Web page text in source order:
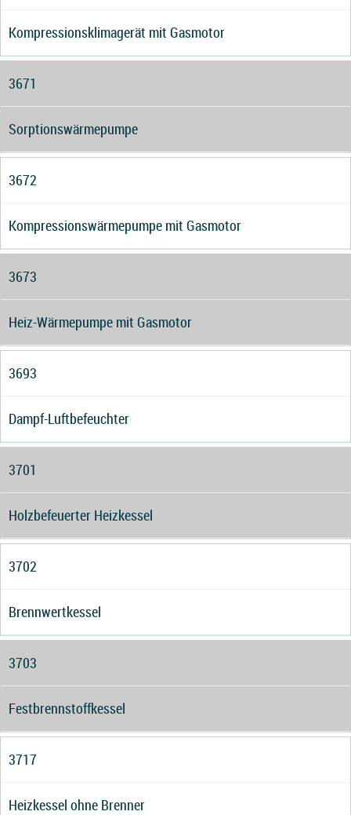
Kompressionsklimagerät mit Gasmotor
3671
Sorptionswärmepumpe
3672
Kompressionswärmepumpe mit Gasmotor
3673
Heiz-Wärmepumpe mit Gasmotor
3693
Dampf-Luftbefeuchter
3701
Holzbefeuerter Heizkessel
3702
Brennwertkessel
3703
Festbrennstoffkessel
3717
Heizkessel ohne Brenner